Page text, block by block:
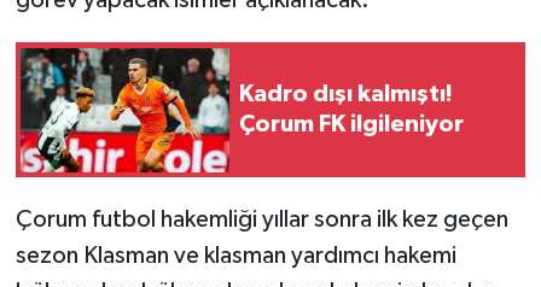
Kadro dışı kalmıştı!
Çorum FK ilgileniyor
Çorum futbol hakemliği yıllar sonra ilk kez geçen
sezon Klasman ve klasman yardımcı hakemi